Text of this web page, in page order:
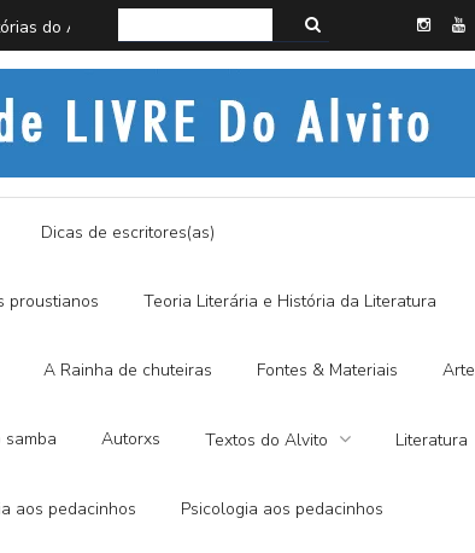
Histórias do Alvito – SEMI-MÍSTICO, SIM SENHOR
Dicas de escritores(as)
proustianos Teoria Literária e História da Literatura
A Rainha de chuteiras Fontes & Materiais Arte
samba Autorxs Textos do Alvito Literatura
aos pedacinhos Psicologia aos pedacinhos